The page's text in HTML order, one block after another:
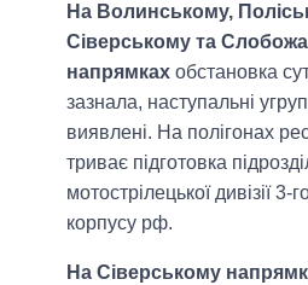
На Волинському,
Сіверському та
напрямках обстановка
зазнала, наступальні
виявлені. На полігонах
триває підготовка
мотострілецької дивізії 3-
корпусу рф.
На Сіверському